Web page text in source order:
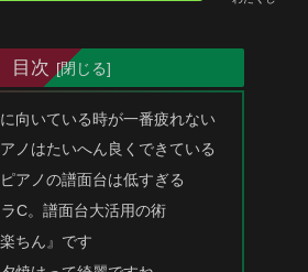
目次
向いている時が一番疲れない
ノはたいへん良くできている
アノの譜面台は低すぎる
C。譜面台大活用の術
ちん』です